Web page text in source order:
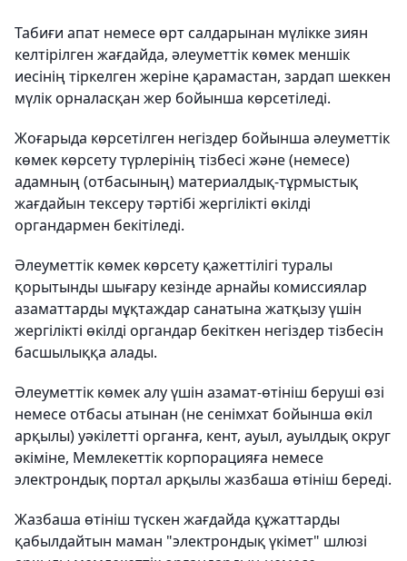
Табиғи апат немесе өрт салдарынан мүлікке зиян
келтірілген жағдайда, әлеуметтік көмек меншік
иесінің тіркелген жеріне қарамастан, зардап шеккен
мүлік орналасқан жер бойынша көрсетіледі.
Жоғарыда көрсетілген негіздер бойынша әлеуметтік
көмек көрсету түрлерінің тізбесі және (немесе)
адамның (отбасының) материалдық-тұрмыстық
жағдайын тексеру тәртібі жергілікті өкілді
органдармен бекітіледі.
Әлеуметтік көмек көрсету қажеттілігі туралы
қорытынды шығару кезінде арнайы комиссиялар
азаматтарды мұқтаждар санатына жатқызу үшін
жергілікті өкілді органдар бекіткен негіздер тізбесін
басшылыққа алады.
Әлеуметтік көмек алу үшін азамат-өтініш беруші өзі
немесе отбасы атынан (не сенімхат бойынша өкіл
арқылы) уәкілетті органға, кент, ауыл, ауылдық округ
әкіміне, Мемлекеттік корпорацияға немесе
электрондық портал арқылы жазбаша өтініш береді.
Жазбаша өтініш түскен жағдайда құжаттарды
қабылдайтын маман "электрондық үкімет" шлюзі